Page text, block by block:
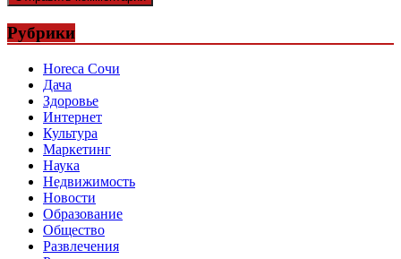
Рубрики
Horeca Сочи
Дача
Здоровье
Интернет
Культура
Маркетинг
Наука
Недвижимость
Новости
Образование
Общество
Развлечения